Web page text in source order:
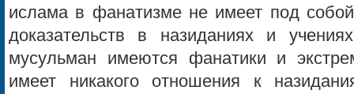
ислама в фанатизме не имеет под
доказательств в назиданиях и
мусульман имеются фанатики и
имеет никакого отношения к